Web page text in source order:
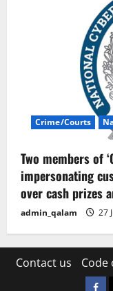
Crime/Courts
Two members of
impersonating
over cash prizes
admin_qalam 27
Contact us Code